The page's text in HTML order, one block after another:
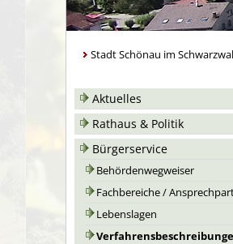
Stadt Schönau im
Aktuelles
Rathaus & Politik
Bürgerservice
Behördenwegweiser
Fachbereiche /
Lebenslagen